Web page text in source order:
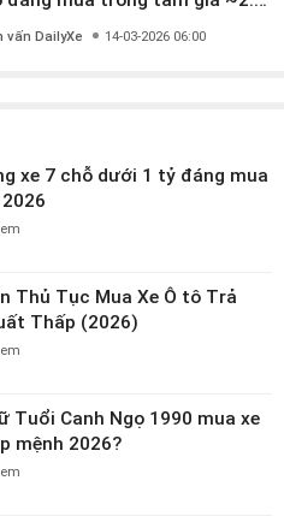
vấn DailyXe 14-03-2026 06:00
xe 7 chỗ dưới 1 tỷ đáng mua
Thủ Tục Mua Xe Ô tô Trả
Thấp (2026)
Tuổi Canh Ngọ 1990 mua xe
mệnh 2026?